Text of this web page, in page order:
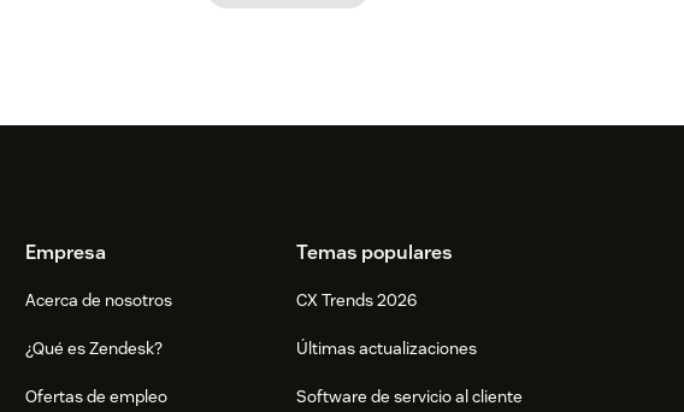
Empresa
Acerca de nosotros
¿Qué es Zendesk?
Ofertas de empleo
Temas populares
CX Trends 2026
Últimas actualizaciones
Software de servicio al cliente